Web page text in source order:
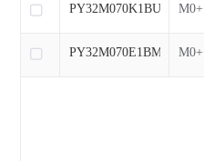
M0+
M0+
PY32M070K1BU7-C
PY32M070E1BM7-C